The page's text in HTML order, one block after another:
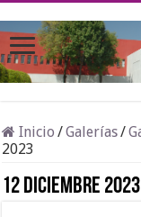
Inicio /Galerías/
2023
12 Diciembre 2023